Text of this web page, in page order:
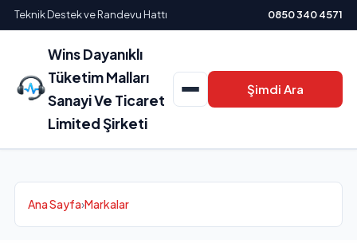
Teknik Destek ve Randevu Hattı 0850 340 4571
Wins Dayanıklı
Tüketim Malları
Sanayi Ve Ticaret
Limited Şirketi
Şimdi Ara
Ana Sayfa›Markalar